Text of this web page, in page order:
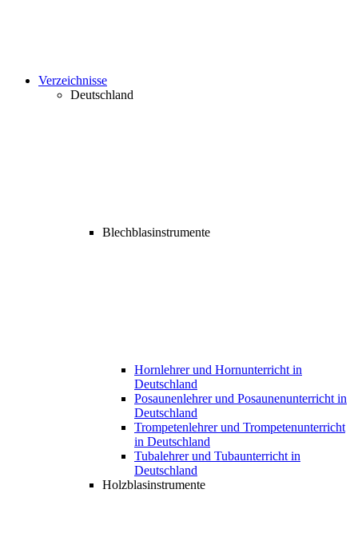
Verzeichnisse
Deutschland
Blechblasinstrumente
Hornlehrer und Hornunterricht in
Deutschland
Posaunenlehrer und Posaunenunterricht in
Deutschland
Trompetenlehrer und Trompetenunterricht
in Deutschland
Tubalehrer und Tubaunterricht in
Deutschland
Holzblasinstrumente